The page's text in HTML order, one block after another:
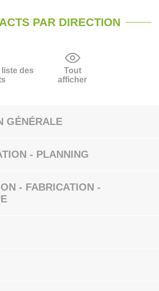
PAR DIRECTION
des
Tout
afficher
GÉNÉRALE
- PLANNING
- FABRICATION -